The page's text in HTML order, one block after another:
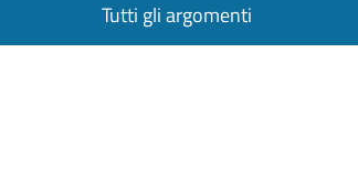
Tutti gli argomenti